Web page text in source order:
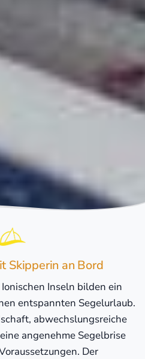
Skipperin an Bord
Inseln bilden ein
entspannten Segelurlaub.
abwechslungsreiche
angenehme Segelbrise
Der